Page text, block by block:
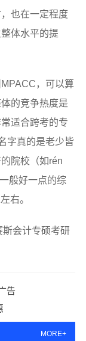
也在一定程度
体水平的提
，可以算
的竞争热度是
适合跨考的专
字真的是老少皆
院校（如rén
般好一点的综
右。
斯会计专硕考研
告
MORE+